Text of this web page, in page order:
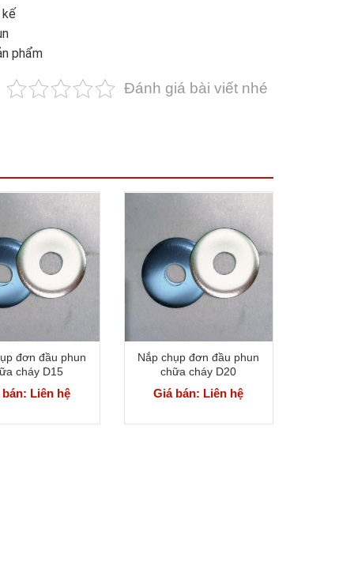
phẩm
Đánh giá bài viết nhé
đơn đầu phun
cháy D15
bán: Liên hệ
Nắp chụp đơn đầu phun
chữa cháy D20
Giá bán: Liên hệ